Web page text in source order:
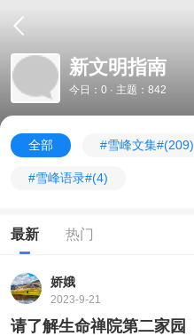
新文明指南
今日：0 · 主题：842
全部 #雪峰文集#(209)
#雪峰语录#(4)
最新 热门
娇娥
2023-9-21
请了解生命禅院第二家园